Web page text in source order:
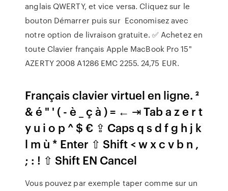
anglais QWERTY, et vice versa. Cliquez sur le
bouton Démarrer puis sur Economisez avec
notre option de livraison gratuite. ✅ Achetez en
toute Clavier français Apple MacBook Pro 15"
AZERTY 2008 A1286 EMC 2255. 24,75 EUR.
Français clavier virtuel en ligne. ²
& é " ' ( - è _ ç à ) = ← ⇥ Tab a z e r t
y u i o p ^ $ € ⇪ Caps q s d f g h j k
l m ù * Enter ⇧ Shift < w x c v b n ,
; : ! ⇧ Shift EN Cancel
Vous pouvez par exemple taper comme sur un